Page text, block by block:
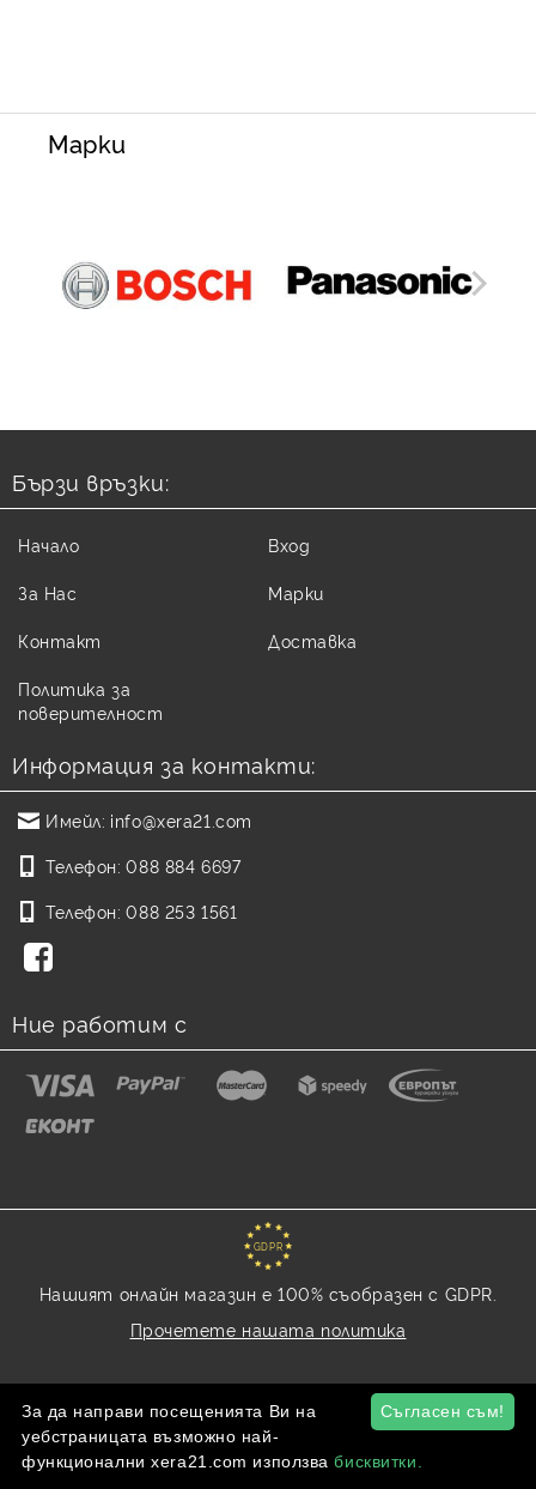
Марки
Бързи връзки:
Начало
За Нас
Контакт
Политика за
поверителност
Вход
Марки
Доставка
Информация за контакти:
Имейл: info@xera21.com
Телефон: 088 884 6697
Телефон: 088 253 1561
Ние работим с
GDPR
Нашият онлайн магазин е 100% съобразен с GDPR.
Прочетете нашата политика
Моите лични данни
Онлайн магазин от SELITON
Съгласен съм!
За да направи посещенията Ви на
уебстраницата възможно най-
функционални xera21.com използвабисквитки.